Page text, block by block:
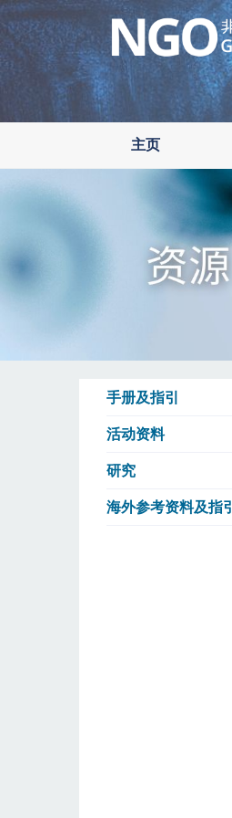
Skip
to
main
主页
手册及指引
活动资​​料
研究
海外参考资料及指引